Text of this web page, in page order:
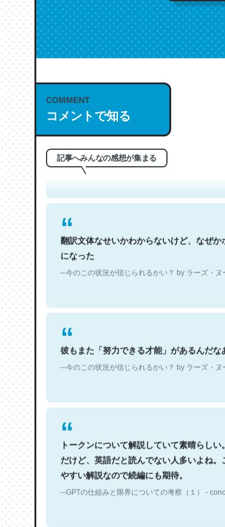
COMMENT
コメントで知る
記事へみんなの感想が集まる
これは名文。彼はとてもクレバーなんだろ
もお勧め。自分はこの流れ好き。Let’s
─今のこの状況が信じられるかい？ by ラーズ・ヌ
翻訳文体なせいかわからないけど、なぜ
になった
─今のこの状況が信じられるかい？ by ラーズ・ヌ
彼もまた「努力できる才能」があるんだなあ
─今のこの状況が信じられるかい？ by ラーズ・ヌ
トークンについて解説していて素晴らし
だけど、英語だと読んでない人多いよね
やすい解説なので続編にも期待。
─GPTの仕組みと限界についての考察（１） -